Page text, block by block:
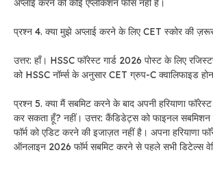
प्रश्न 4. क्या मुझे अप्लाई करने के लिए CET स्कोर की
उत्तर: हाँ। HSSC फॉरेस्ट गार्ड 2026 पोस्ट के लिए
को HSSC नॉर्म्स के अनुसार CET ग्रुप-C क्वालिफाइड
प्रश्न 5. क्या मैं सबमिट करने के बाद अपनी हरियाणा फॉरेस्ट
कर सकता हूँ? नहीं। उत्तर: कैंडिडेट्स को फाइनल
फॉर्म को एडिट करने की इजाज़त नहीं है। अपना हरियाणा
ऑनलाइन 2026 फॉर्म सबमिट करने से पहले सभी डिटेल्स